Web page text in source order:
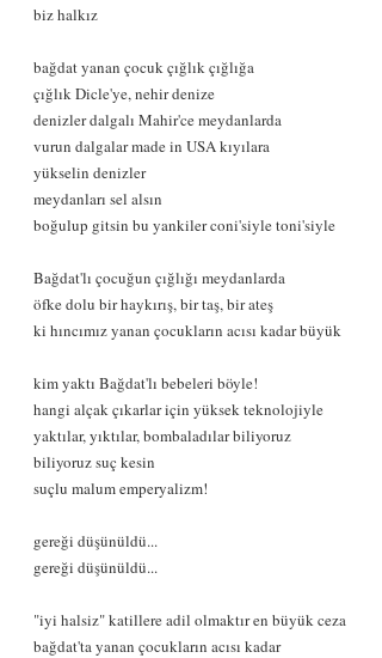
biz halkız
bağdat yanan çocuk çığlık çığlığa
çığlık Dicle'ye, nehir denize
denizler dalgalı Mahir'ce meydanlarda
vurun dalgalar made in USA kıyılara
yükselin denizler
meydanları sel alsın
boğulup gitsin bu yankiler coni'siyle toni'siyle
Bağdat'lı çocuğun çığlığı meydanlarda
öfke dolu bir haykırış, bir taş, bir ateş
ki hıncımız yanan çocukların acısı kadar büyük
kim yaktı Bağdat'lı bebeleri böyle!
hangi alçak çıkarlar için yüksek teknolojiyle
yaktılar, yıktılar, bombaladılar biliyoruz
biliyoruz suç kesin
suçlu malum emperyalizm!
gereği düşünüldü...
gereği düşünüldü...
"iyi halsiz" katillere adil olmaktır en büyük ceza
bağdat'ta yanan çocukların acısı kadar